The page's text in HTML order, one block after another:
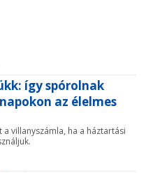
így spórolnak
az élelmes
villanyszámla, ha a háztartási